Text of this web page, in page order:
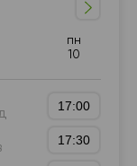
пн
10
17:00
17:30